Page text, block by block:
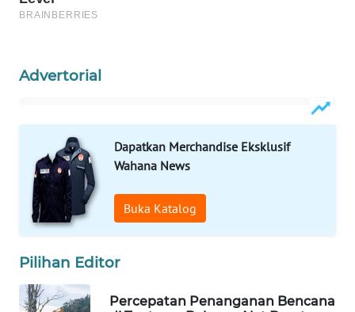
Advertorial
Dapatkan Merchandise Eksklusif
Wahana News
Buka Katalog
Pilihan Editor
Percepatan Penanganan Bencana
DESA
LAPAK
WAHANA
Wahana
KONSUMEN
LISTRIK
MASYARAKAT
KELISTRIKAN
WALINKI